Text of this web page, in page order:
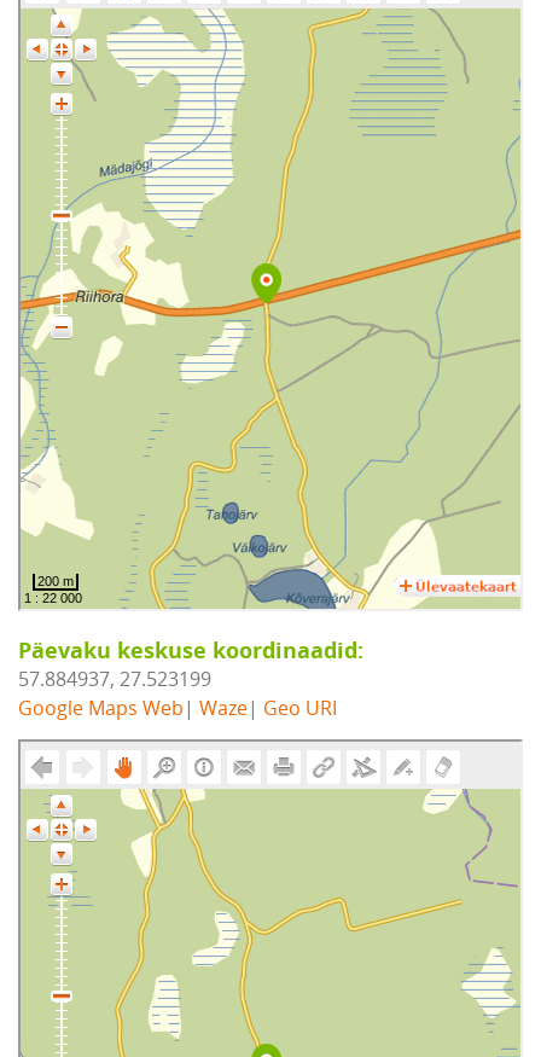
Päevaku keskuse koordinaadid:
57.884937, 27.523199
Google Maps Web | Waze| Geo URI